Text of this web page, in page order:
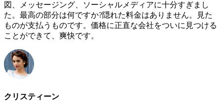
図、メッセージング、ソーシャルメディアに十分すぎまし
た。最高の部分は何ですか?隠れた料金はありません。見た
ものが支払うものです。価格に正直な会社をついに見つける
ことができて、爽快です。
クリスティーン